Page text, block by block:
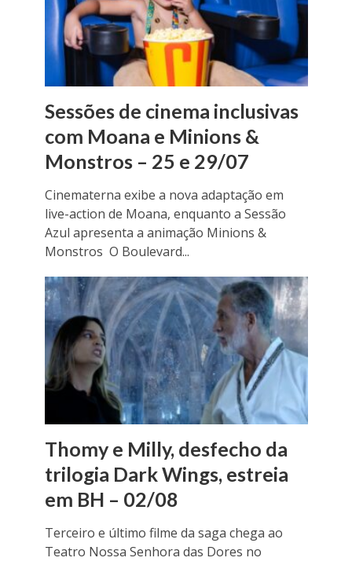
Sessões de cinema inclusivas
com Moana e Minions &
Monstros – 25 e 29/07
Cinematerna exibe a nova adaptação em
live-action de Moana, enquanto a Sessão
Azul apresenta a animação Minions &
Monstros O Boulevard...
Thomy e Milly, desfecho da
trilogia Dark Wings, estreia
em BH – 02/08
Terceiro e último filme da saga chega ao
Teatro Nossa Senhora das Dores no